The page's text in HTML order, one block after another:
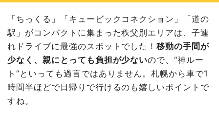
「ちっくる」「キュービックコネクション」「道の
駅」がコンパクトに集まった秩父別エリアは、子連
れドライブに最強のスポットでした！移動の手間が
少なく、親にとっても負担が少ないので、“神ルー
ト”といっても過言ではありません。札幌から車で1
時間半ほどで日帰りで行けるのも嬉しいポイントで
すね。